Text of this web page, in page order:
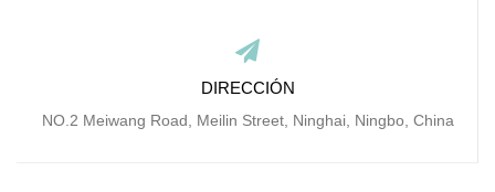
DIRECCIÓN
NO.2 Meiwang Road, Meilin Street, Ninghai, Ningbo, China